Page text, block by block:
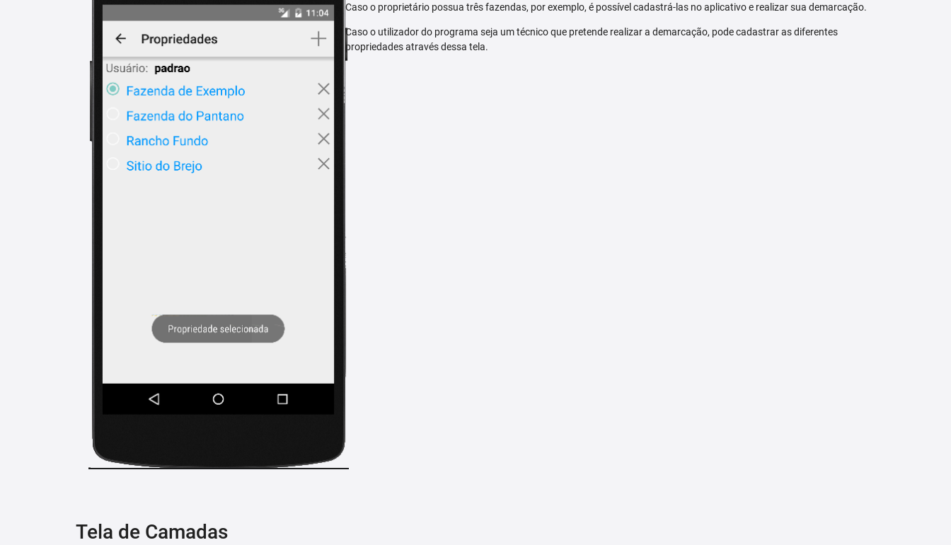
Caso o proprietário possua três fazendas, por exemplo, é possível cadastrá-las no aplicativo e realizar sua demarcação.
Caso o utilizador do programa seja um técnico que pretende realizar a demarcação, pode cadastrar as diferentes
propriedades através dessa tela.
Tela de Camadas